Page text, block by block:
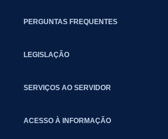
PERGUNTAS FREQUENTES
LEGISLAÇÃO
SERVIÇOS AO SERVIDOR
ACESSO À INFORMAÇÃO